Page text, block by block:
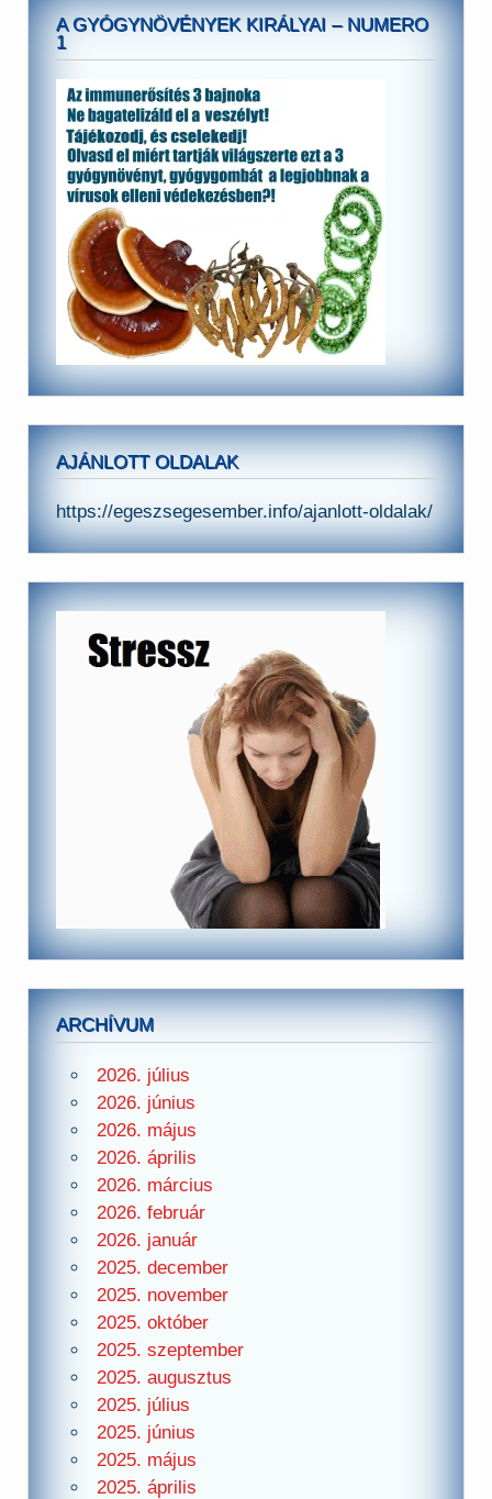
A GYÓGYNÖVÉNYEK KIRÁLYAI – NUMERO
1
AJÁNLOTT OLDALAK
https://egeszsegesember.info/ajanlott-oldalak/
ARCHÍVUM
2026. július
2026. június
2026. május
2026. április
2026. március
2026. február
2026. január
2025. december
2025. november
2025. október
2025. szeptember
2025. augusztus
2025. július
2025. június
2025. május
2025. április